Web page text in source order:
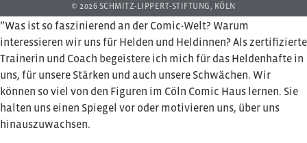
© 2026 SCHMITZ-LIPPERT-STIFTUNG, KÖLN
”Was ist so faszinierend an der Comic-Welt? Warum
interessieren wir uns für Helden und Heldinnen? Als zertifizierte
Trainerin und Coach begeistere ich mich für das Heldenhafte in
uns, für unsere Stärken und auch unsere Schwächen. Wir
können so viel von den Figuren im Cöln Comic Haus lernen. Sie
halten uns einen Spiegel vor oder motivieren uns, über uns
hinauszuwachsen.